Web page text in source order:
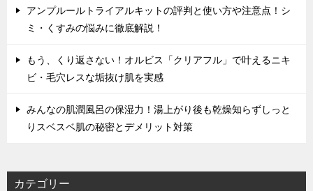
アンプルールトライアルキットの評判と使い方や注意点！シ
ミ・くすみの悩みに徹底解説！
もう、くり返さない！オルビス「クリアフル」で叶えるニキ
ビ・毛穴レスな垢抜け肌を実感
みんなの肌潤風呂の保湿力！湯上がり後も乾燥知らずしっと
りスベスベ肌の秘密とデメリット対策
カテゴリー